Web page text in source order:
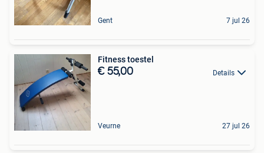
Gent 7 jul 26
Fitness toestel
€ 55,00 Details
Veurne 27 jul 26